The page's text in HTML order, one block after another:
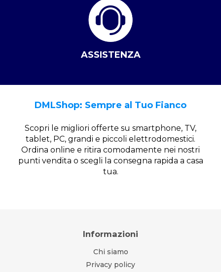
ASSISTENZA
DMLShop: Sempre al Tuo Fianco
Scopri le migliori offerte su smartphone, TV,
tablet, PC, grandi e piccoli elettrodomestici.
Ordina online e ritira comodamente nei nostri
punti vendita o scegli la consegna rapida a casa
tua.
Informazioni
Chi siamo
Privacy policy